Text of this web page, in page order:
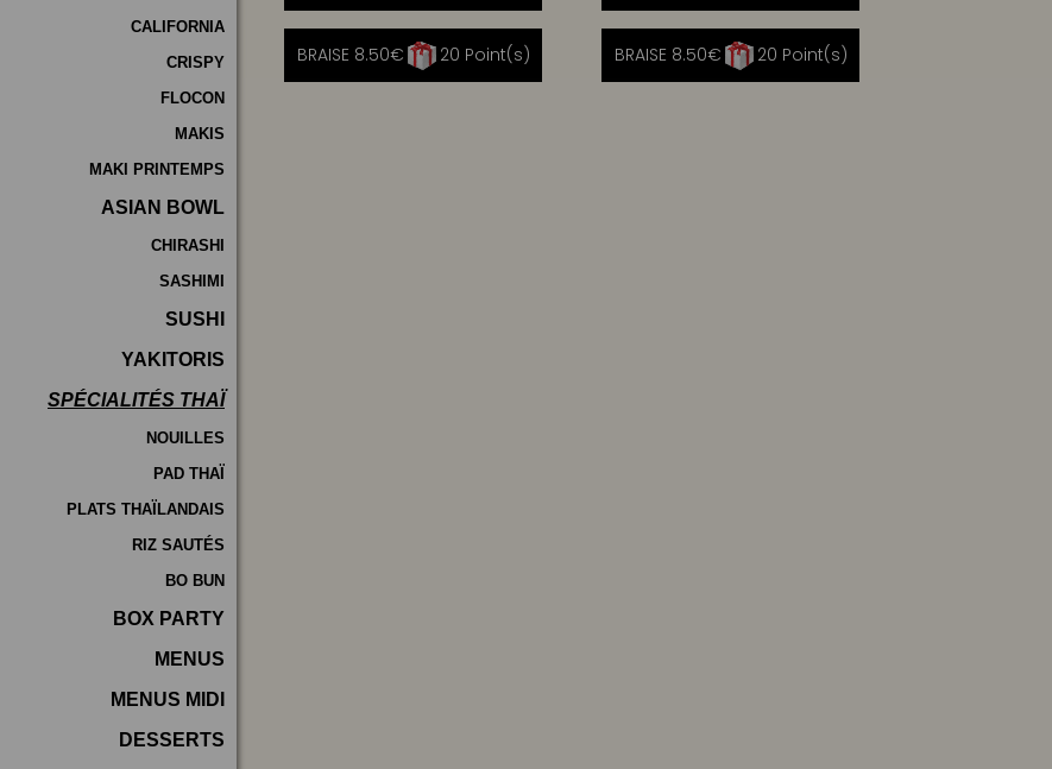
CALIFORNIA
CRISPY
FLOCON
MAKIS
MAKI PRINTEMPS
ASIAN BOWL
CHIRASHI
SASHIMI
SUSHI
YAKITORIS
SPÉCIALITÉS THAÏ
NOUILLES
PAD THAÏ
PLATS THAÏLANDAIS
RIZ SAUTÉS
BO BUN
BOX PARTY
MENUS
MENUS MIDI
DESSERTS
BRAISE 8.50€ 20 Point(s) BRAISE 8.50€ 20 Point(s)